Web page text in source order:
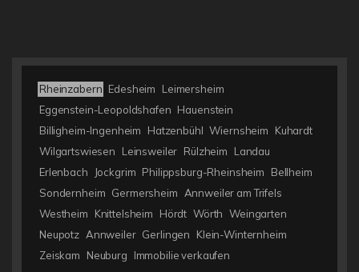
Rheinzabern Edesheim
Leimersheim
Eggenstein-Leopoldshafen Hauenstein
Billigheim-Ingenheim
Hatzenbühl Wiernsheim
Kuhardt
Wilgartswiesen
Leinsweiler Rülzheim
Landau
Erlenbach
Jockgrim Philippsburg-Rheinsheim
Bellheim
Sondernheim Germersheim
Annweiler am Trifels
Westheim
Knittelsheim Hördt Wörth Weingarten
Neupotz Annweiler Gerlingen
Klein-Winternheim
Zeiskam
Neuburg Immobilie verkaufen